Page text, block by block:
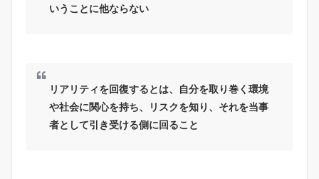
いうことに他ならない
リアリティを回復するとは、自分を取り巻く環境
や社会に関心を持ち、リスクを知り、それを当事
者として引き受ける側に回ること